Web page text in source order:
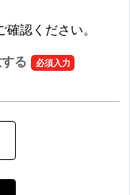
確認ください。
る